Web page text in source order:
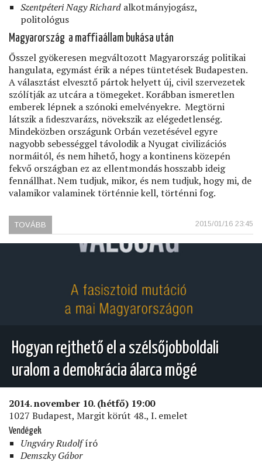
Szentpéteri Nagy Richard alkotmányjogász,
politológus
Magyarország a maﬃaállam bukása után
Ősszel gyökeresen megváltozott Magyarország politikai
hangulata, egymást érik a népes tüntetések Budapesten.
A választást elvesztő pártok helyett új, civil szervezetek
szólítják az utcára a tömegeket. Korábban ismeretlen
emberek lépnek a szónoki emelvényekre. Megtörni
látszik a ﬁdeszvarázs, növekszik az elégedetlenség.
Mindeközben országunk Orbán vezetésével egyre
nagyobb sebességgel távolodik a Nyugat civilizációs
normáitól, és nem hihető, hogy a kontinens közepén
fekvő országban ez az ellentmondás hosszabb ideig
fennállhat. Nem tudjuk, mikor, és nem tudjuk, hogy mi, de
valamikor valaminek történnie kell, történni fog.
2015/01/16 23:45
TOVÁBB
MINT
KORMÁNYVÁLTÁS)
Hogyan rejthető el a szélsőjobboldali
uralom a demokrácia álarca mögé
2014. november 10. (hétfő) 19:00
1027 Budapest, Margit körút 48., I. emelet
Vendégek
Ungváry Rudolfíró
Demszky Gábor